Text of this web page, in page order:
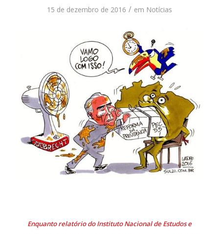
15 de dezembro de 2016 / em Notícias
Enquanto relatório do Instituto Nacional de Estudos e